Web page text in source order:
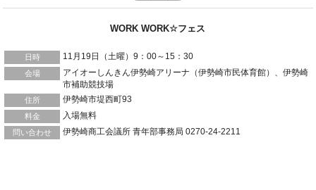
WORK WORK☆フェス
日時 11月19日（土曜）9：00～15：30
会場
アイオーしんきん伊勢崎アリーナ（伊勢崎市民体育館）、伊勢崎
市補助競技場
住所 伊勢崎市堤西町93
料金 入場無料
問い合わせ 伊勢崎商工会議所 青年部事務局 0270-24-2211